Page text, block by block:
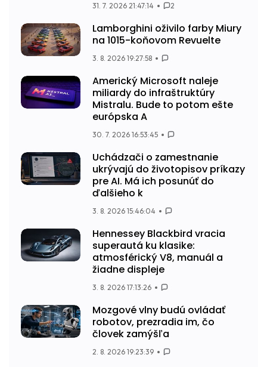
31. 7. 2026 21:47:14 2
Lamborghini oživilo farby Miury
na 1015-koňovom Revuelte
3. 8. 2026 19:27:58
Americký Microsoft naleje
miliardy do infraštruktúry
Mistralu. Bude to potom ešte
európska A
30. 7. 2026 16:53:45
Uchádzači o zamestnanie
ukrývajú do životopisov príkazy
pre AI. Má ich posunúť do
ďalšieho k
3. 8. 2026 15:46:04
Hennessey Blackbird vracia
superautá ku klasike:
atmosférický V8, manuál a
žiadne displeje
3. 8. 2026 17:13:26
Mozgové vlny budú ovládať
robotov, prezradia im, čo
človek zamýšľa
2. 8. 2026 19:23:39